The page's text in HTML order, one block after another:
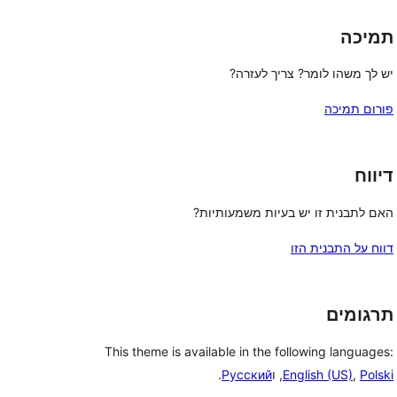
תמיכה
יש לך משהו לומר? צריך לעזרה?
פורום תמיכה
דיווח
האם לתבנית זו יש בעיות משמעותיות?
דווח על התבנית הזו
תרגומים
This theme is available in the following languages:
English (US), Polski , וРусский
.